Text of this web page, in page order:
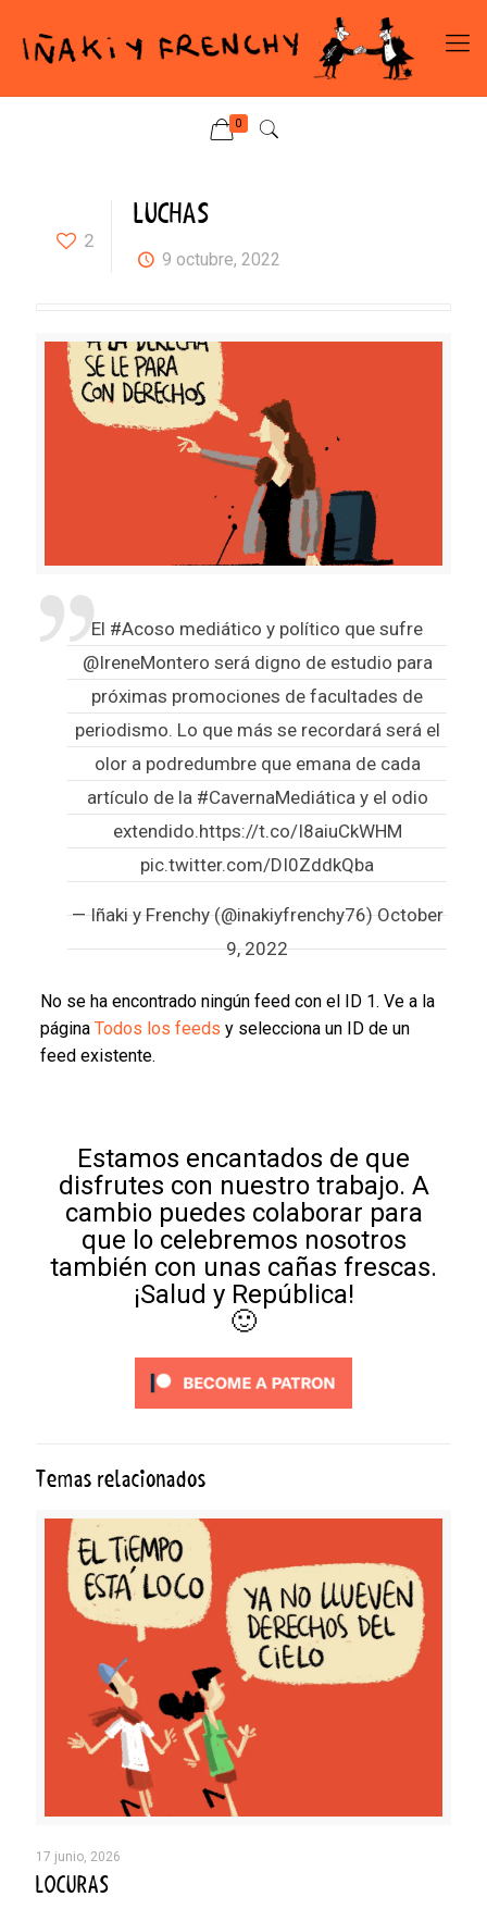
0
2
LUCHAS
9 octubre, 2022
El #Acoso mediático y político que sufre
@IreneMontero será digno de estudio para
próximas promociones de facultades de
periodismo. Lo que más se recordará será el
olor a podredumbre que emana de cada
artículo de la #CavernaMediática y el odio
extendido.https://t.co/I8aiuCkWHM
pic.twitter.com/DI0ZddkQba
— Iñaki y Frenchy (@inakiyfrenchy76)October
9, 2022
No se ha encontrado ningún feed con el ID 1. Ve a la
página Todos los feeds y selecciona un ID de un
feed existente.
Estamos encantados de que
disfrutes con nuestro trabajo. A
cambio puedes colaborar para
que lo celebremos nosotros
también con unas cañas frescas.
¡Salud y República!
🙂
Temas relacionados
17 junio, 2026
LOCURAS